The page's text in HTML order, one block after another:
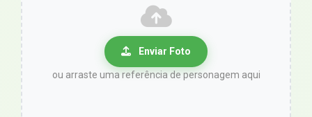
Enviar Foto
ou arraste uma referência de personagem aqui